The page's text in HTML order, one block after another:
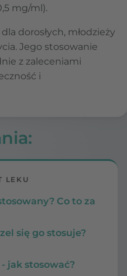
mg/ml).
dorosłych, młodzieży
Jego stosowanie
z zaleceniami
i
LEKU
Co to za
się go stosuje?
jak stosować?